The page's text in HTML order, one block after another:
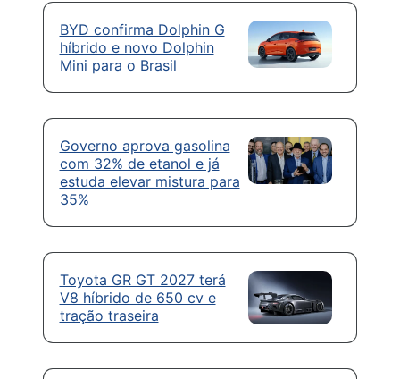
BYD confirma Dolphin G
híbrido e novo Dolphin
Mini para o Brasil
Governo aprova gasolina
com 32% de etanol e já
estuda elevar mistura para
35%
Toyota GR GT 2027 terá
V8 híbrido de 650 cv e
tração traseira